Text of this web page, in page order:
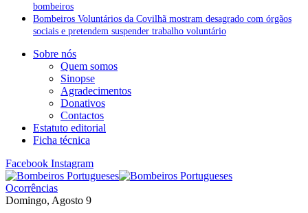
bombeiros
Bombeiros Voluntários da Covilhã mostram desagrado com órgãos
sociais e pretendem suspender trabalho voluntário
Sobre nós
Quem somos
Sinopse
Agradecimentos
Donativos
Contactos
Estatuto editorial
Ficha técnica
Facebook Instagram
Ocorrências
Domingo, Agosto 9